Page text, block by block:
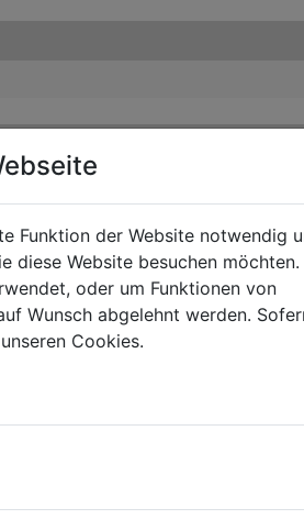
Funktion der Website notwendig
diese Website besuchen möchten.
oder um Funktionen von
Wunsch abgelehnt werden.
Cookies.